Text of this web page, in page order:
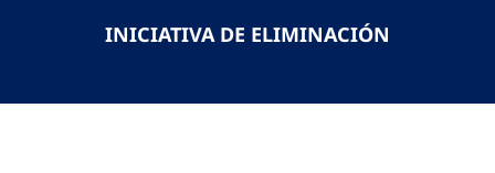
INICIATIVA DE ELIMINACIÓN